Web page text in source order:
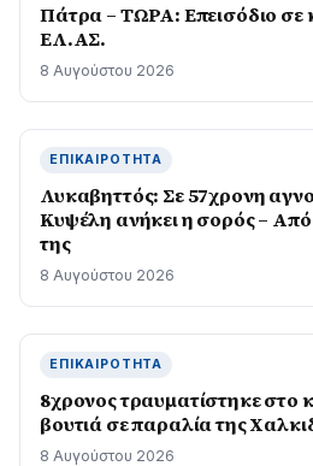
Πάτρα – ΤΩΡΑ: Επεισόδιο σε
ΕΛ.ΑΣ.
8 Αυγούστου 2026
ΕΠΙΚΑΙΡΌΤΗΤΑ
Λυκαβηττός: Σε 57χρονη
Κυψέλη ανήκει η σορός –
της
8 Αυγούστου 2026
ΕΠΙΚΑΙΡΌΤΗΤΑ
8χρονος τραυματίστηκε στο
βουτιά σε παραλία της
8 Αυγούστου 2026